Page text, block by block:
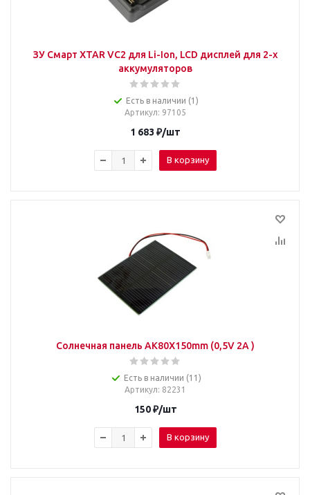
ЗУ Смарт XTAR VC2 для Li-Ion, LCD дисплей для 2-х
аккумуляторов
Есть в наличии (1)
Артикул: 97105
1 683 ₽/шт
В корзину
Солнечная панель AK80X150mm (0,5V 2A )
Есть в наличии (11)
Артикул: 82231
150₽/шт
В корзину